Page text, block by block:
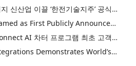
한전, 에너지 신산업 이끌 ‘한전기술지주’ 공식 출범
Purina Named as First Publicly Announced NIQ ConnectAI Charter Client
닐슨IQ, Connect AI 차터 프로그램 최초 고객사 ‘퓨리나’ 선정
Power Integrations Demonstrates World’s First 2200 V GaN Technology for Next-Era High-Voltage Power Systems